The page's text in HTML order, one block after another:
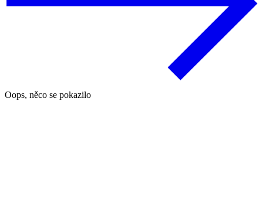
Oops, něco se pokazilo